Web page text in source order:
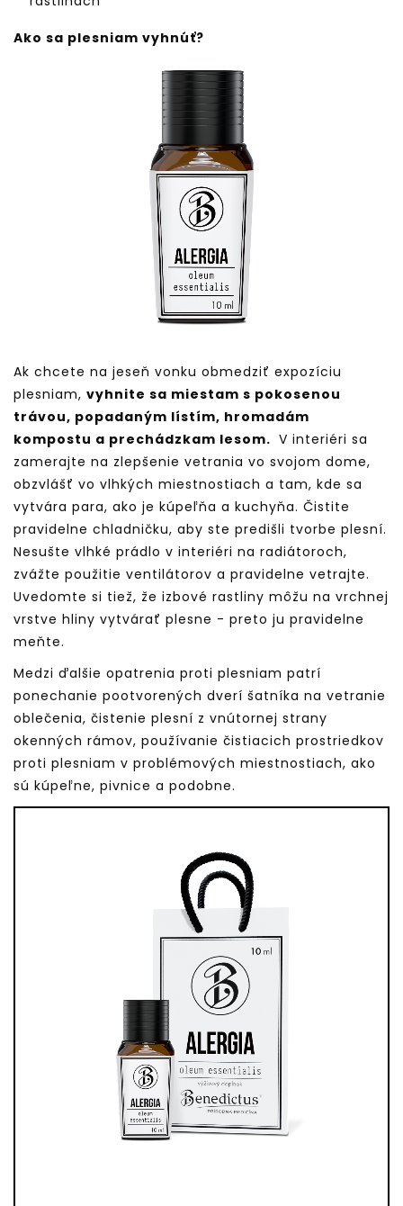
Ako sa plesniam vyhnúť?
Ak chcete na jeseň vonku obmedziť expozíciu
plesniam, vyhnite sa miestam s pokosenou
trávou, popadaným lístím, hromadám
kompostu a prechádzkam lesom. V interiéri sa
zamerajte na zlepšenie vetrania vo svojom dome,
obzvlášť vo vlhkých miestnostiach a tam, kde sa
vytvára para, ako je kúpeľňa a kuchyňa. Čistite
pravidelne chladničku, aby ste predišli tvorbe plesní.
Nesušte vlhké prádlo v interiéri na radiátoroch,
zvážte použitie ventilátorov a pravidelne vetrajte.
Uvedomte si tiež, že izbové rastliny môžu na vrchnej
vrstve hliny vytvárať plesne - preto ju pravidelne
meňte.
Medzi ďalšie opatrenia proti plesniam patrí
ponechanie pootvorených dverí šatníka na vetranie
oblečenia, čistenie plesní z vnútornej strany
okenných rámov, používanie čistiacich prostriedkov
proti plesniam v problémových miestnostiach, ako
sú kúpeľne, pivnice a podobne.